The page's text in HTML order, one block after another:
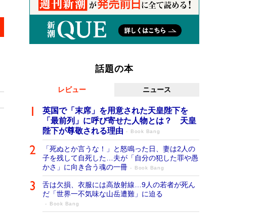
話題の本
レビュー ニュース
英国で「末席」を用意された天皇陛下を
「最前列」に呼び寄せた人物とは？ 天皇
陛下が尊敬される理由
Book Bang
「死ぬとか言うな！」と怒鳴った日、妻は2人の
子を残して自死した…夫が「自分の犯した罪や愚
かさ」に向き合う魂の一冊
Book Bang
舌は欠損、衣服には高放射線…9人の若者が死ん
だ「世界一不気味な山岳遭難」に迫る
Book Bang